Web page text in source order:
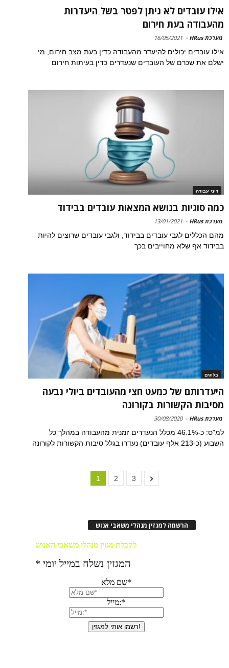
אילו עובדים לא ניתן לפטר בשל היעדרות
מהעבודה בעת חירום
מערכת HRus -
16/05/2021
אילו עובדים יכולים להיעדר מהעבודה כדין בעת מצב חירום, מי
ישלם את שכרם של העובדים שנעדרים כדין בעיתות חירום
דיני עבודה
כמה סוגיות בנושא המצאות עובדים בבידוד
מערכת HRus -
13/01/2021
מהם הכללים לגבי עובדים בבידוד, ולגבי עובדים שרוצים להיות
בבידוד אף שלא מחוייבים בכך
בלוגים
היעדרותם של כמעט חצי מהעובדים ביולי נבעה
מסיבות הקשורות בקורונה
מערכת HRus -
30/08/2020
למ"ס: כ-46.1% מכלל הנעדרים זמנית מהעבודה במהלך כל
השבוע (כ-213 אלף עובדים) נעדרו בגלל סיבות הקשורות לקורונה
1 2 3
הרשמה למגזין מנהלי משאבי אנוש